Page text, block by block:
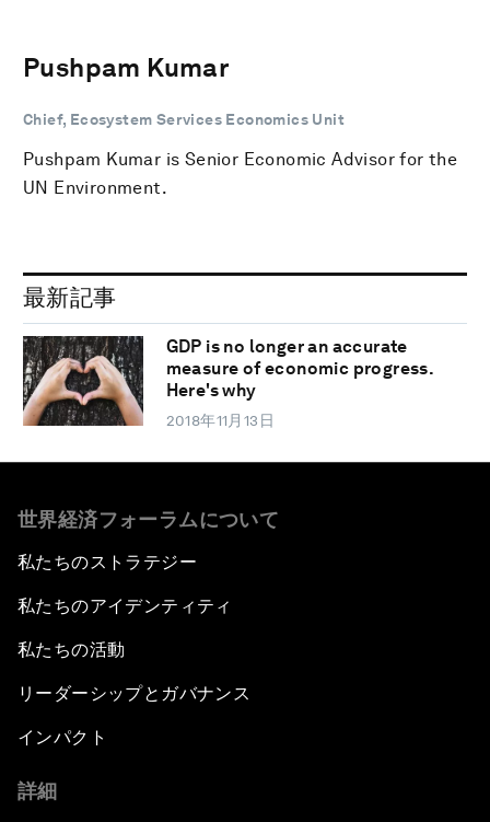
Pushpam Kumar
Chief, Ecosystem Services Economics Unit
Pushpam Kumar is Senior Economic Advisor for the
UN Environment.
最新記事
GDP is no longer an accurate
measure of economic progress.
Here's why
2018年11月13日
世界経済フォーラムについて
私たちのストラテジー
私たちのアイデンティティ
私たちの活動
リーダーシップとガバナンス
インパクト
詳細